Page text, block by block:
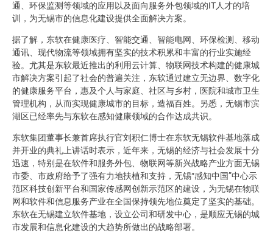
通、环保监测等领域的应用以及面向服务外包领域的IT人才的培
训，为无锡市的信息化建设提供全面解决方案。
据了解，东软在健康医疗、智能交通、智能电网、环保检测、移动
通讯、现代物流等领域拥有坚实的技术积累和丰富的行业实施经
验。尤其是东软最近推出的利用云计算、物联网技术构建的健康城
市解决方案引起了社会的普遍关注，东软通过建立无边界、数字化
的健康服务平台，惠及个人与家庭、社区与乡村，医院和城市卫生
管理机构，从而实现健康城市的目标，造福百姓。另悉，无锡市滨
湖区已经率先与东软在感知健康领域的合作达成共识。
东软集团董事长兼首席执行官刘积仁博士在东软无锡软件基地落成
并开业的典礼上讲话时表示，近年来，无锡的经济与社会发展十分
迅速，特别是在软件和服务外包、物联网等新兴战略产业方面无锡
市委、市政府给予了强有力地扶植和支持，无锡“感知中国”中心示
范区科技创新平台和国家传感网创新示范区的建设，为无锡在物联
网和软件和信息服务产业在全国保持领先地位奠定了坚实的基础。
东软在无锡建立软件基地，设立公司和研发中心，是顺应无锡的城
市发展和信息化建设的大趋势所做出的战略部署。